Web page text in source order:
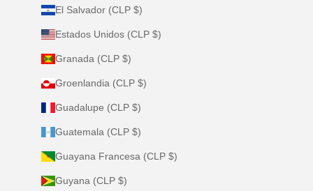
El Salvador (CLP $)
Estados Unidos (CLP $)
Granada (CLP $)
Groenlandia (CLP $)
Guadalupe (CLP $)
Guatemala (CLP $)
Guayana Francesa (CLP $)
Guyana (CLP $)